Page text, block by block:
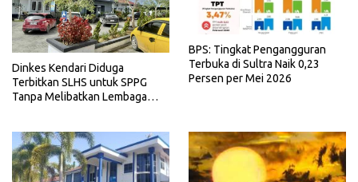
Dinkes Kendari Diduga
Terbitkan SLHS untuk SPPG
Tanpa Melibatkan Lembaga
BPS: Tingkat Pengangguran
Terbuka di Sultra Naik 0,23
Persen per Mei 2026